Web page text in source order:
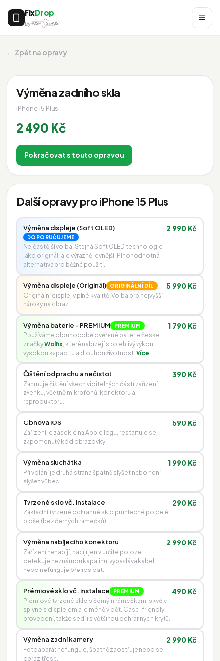
FixDrop
by
← Zpět na opravy
Výměna zadního skla
iPhone 15 Plus
2 490 Kč
Pokračovat s touto opravou
Další opravy pro iPhone 15 Plus
Výměna displeje (Soft OLED)
DOPORUČUJEME
Nejčastější volba. Stejná Soft OLED technologie
jako originál, ale výrazně levnější. Plnohodnotná
alternativa pro běžné použití.
2 990 Kč
Výměna displeje (Originál) ORIGINÁLNÍ DÍL
Originální displej v plné kvalitě. Volba pro nejvyšší
nároky na obraz.
5 990 Kč
Výměna baterie - PREMIUM PREMIUM
Používáme dlouhodobě ověřené baterie české
značkyWolfix, které nabízejí spolehlivý výkon,
vysokou kapacitu a dlouhou životnost. Více
1 790 Kč
Čištění od prachu a nečistot
Zahrnuje čištění všech viditelných částí zařízení
zvenku, včetně mikrofonů, konektoru a
reproduktoru.
390 Kč
Obnova iOS
Zařízení je zaseklé na Apple logu, restartuje se,
zapomenutý kód obrazovky.
590 Kč
Výměna sluchátka
Při volání je druhá strana špatně slyšet nebo není
slyšet vůbec.
1 990 Kč
Tvrzené sklo vč. instalace
Základní tvrzené ochranné sklo průhledné po celé
ploše (bez černých rámečků).
290 Kč
Výměna nabíjecího konektoru
Zařízení nenabíjí, nabíjí jen v určité poloze,
detekuje neznámou kapalinu, vypadává kabel
nebo nefunguje přenos dat.
2 990 Kč
Prémiové sklo vč. instalace PREMIUM
Prémiové tvrzené sklo s černým rámečkem, skvěle
splyne s displejem a je méně vidět. Case-friendly
provedení, takže sedí i s většinou ochranných krytů.
490 Kč
Výměna zadní kamery
Fotoaparát nefunguje, špatně zaostřuje nebo se
obraz třese.
2 990 Kč